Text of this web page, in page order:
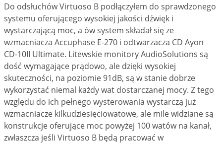
Do odsłuchów Virtuoso B podłączyłem do sprawdzonego
systemu oferującego wysokiej jakości dźwięk i
wystarczającą moc, a ów system składał się ze
wzmacniacza Accuphase E-270 i odtwarzacza CD Ayon
CD-10II Ultimate. Litewskie monitory AudioSolutions są
dość wymagające prądowo, ale dzięki wysokiej
skuteczności, na poziomie 91dB, są w stanie dobrze
wykorzystać niemal każdy wat dostarczanej mocy. Z tego
względu do ich pełnego wysterowania wystarczą już
wzmacniacze kilkudziesięciowatowe, ale mile widziane są
konstrukcje oferujące moc powyżej 100 watów na kanał,
zwłaszcza jeśli Virtuoso B będą pracować w